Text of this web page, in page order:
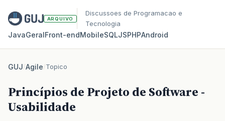
ARQUIVO
Discussoes de Programacao e
Tecnologia
JavaGeralFront‑endMobileSQLJSPHPAndroid
GUJ/Agile/Topico
Princípios de Projeto de Software -
Usabilidade